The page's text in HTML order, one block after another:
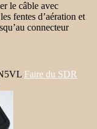
le câble avec
fentes d’aération et
connecteur
Faire du SDR